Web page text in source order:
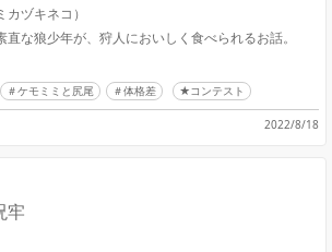
カヅキネコ）
直な狼少年が、狩人においしく食べられるお話。
ケモミミと尻尾 体格差 ★コンテスト
2022/8/18
牢